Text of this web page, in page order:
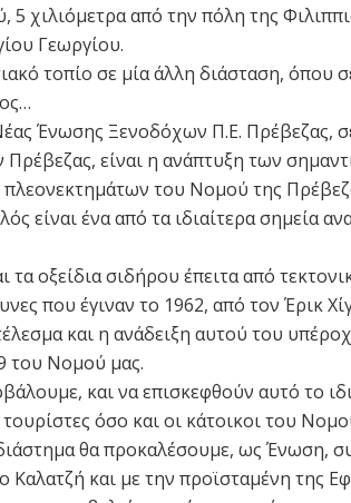
χιλιόμετρα από την πόλη της
Γεωργίου.
τοπίο σε μία άλλη διάσταση, όπου
Ένωσης Ξενοδόχων Π.Ε. Πρέβεζας,
είναι η ανάπτυξη των
πλεονεκτημάτων του Νομού της
είναι ένα από τα ιδιαίτερα σημεία
τα οξείδια σιδήρου έπειτα από
που έγιναν το 1962, από τον Έρικ
και η ανάδειξη αυτού του
του Νομού μας.
και να επισκεφθούν αυτό το
όσο και οι κάτοικοι του
θα προκαλέσουμε, ως Ένωση,
Καλατζή και με την προϊσταμένη της